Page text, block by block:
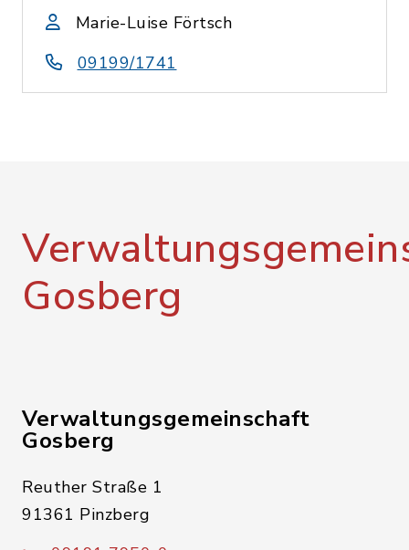
Marie-Luise Förtsch
09199/1741
Gosberg
Verwaltungsgemeinschaft
Gosberg
Reuther Straße 1
91361 Pinzberg